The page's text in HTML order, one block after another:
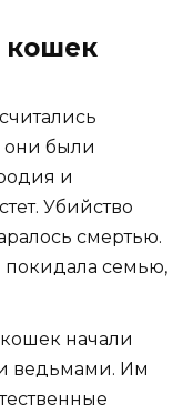
кошек
были
и
Убийство
смертью.
семью,
начали
ведьмами. Им